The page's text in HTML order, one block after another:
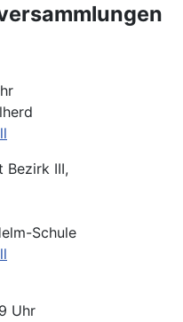
Bezirk III,
Schule
Uhr